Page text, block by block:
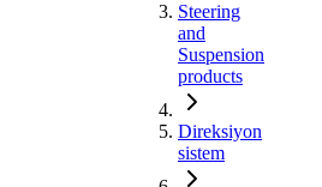
Steering
and
Suspension
products
Direksiyon
sistem